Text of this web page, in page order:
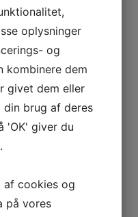
oplysninger
og
kombinere dem
givet dem eller
din brug af deres
'OK' giver du
af cookies og
på vores